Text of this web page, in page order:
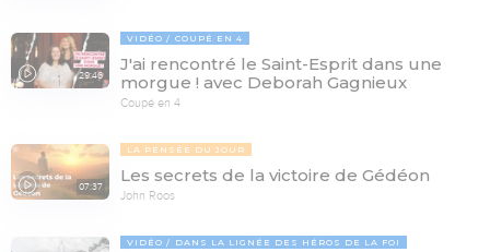
29:46
VIDÉO COUPÉ EN 4
J'ai rencontré le Saint-Esprit dans une
morgue ! avec Deborah Gagnieux
Coupé en 4
07:37
LA PENSÉE DU JOUR
Les secrets de la victoire de Gédéon
John Roos
VIDÉO DANS LA LIGNÉE DES HÉROS DE LA FOI